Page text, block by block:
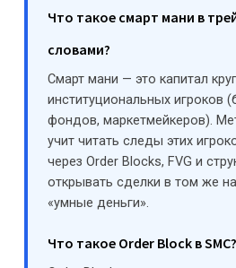
Что такое смарт мани в
словами?
Смарт мани — это капитал
институциональных игроков
фондов, маркетмейкеров).
учит читать следы этих
через Order Blocks, FVG и
открывать сделки в том же
«умные деньги».
Что такое Order Block в SMC?